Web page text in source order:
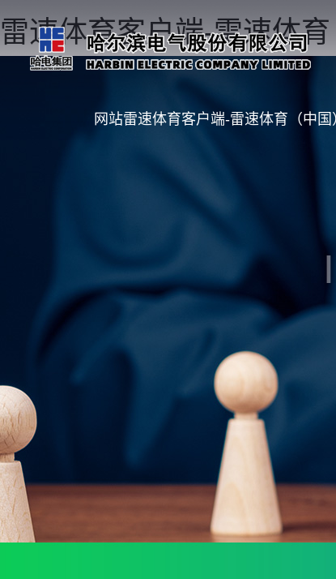
雷速体育客户端-雷速体育
网站雷速体育客户端-雷速体育（中国